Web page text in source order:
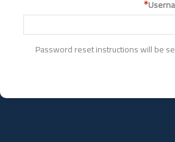
Password reset instructions will be